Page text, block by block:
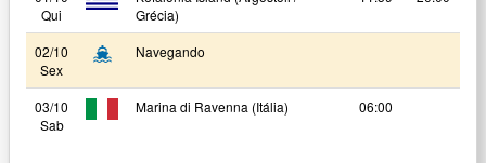
Qui
Grécia)
02/10
Sex
Navegando
03/10
Sab
Marina di Ravenna (Itália) 06:00